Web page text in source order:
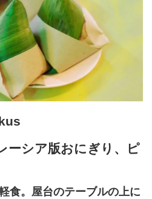
ーシア版おにぎり、ピ
食。屋台のテーブルの上に